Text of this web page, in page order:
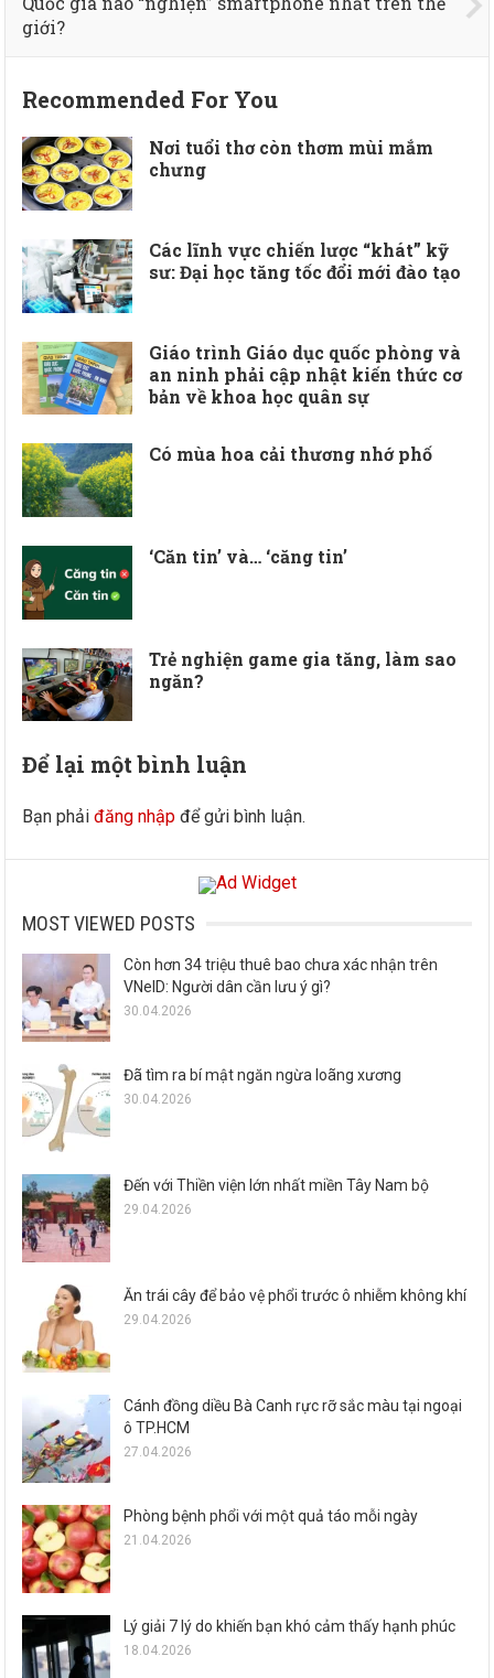
giới?
Recommended For You
Nơi tuổi thơ còn thơm mùi mắm
chưng
Các lĩnh vực chiến lược “khát” kỹ
sư: Đại học tăng tốc đổi mới đào tạo
Giáo trình Giáo dục quốc phòng và
an ninh phải cập nhật kiến thức cơ
bản về khoa học quân sự
Có mùa hoa cải thương nhớ phố
‘Căn tin’ và… ‘căng tin’
Trẻ nghiện game gia tăng, làm sao
ngăn?
Để lại một bình luận
Bạn phảiđăng nhập để gửi bình luận.
MOST VIEWED POSTS
Còn hơn 34 triệu thuê bao chưa xác nhận trên
VNeID: Người dân cần lưu ý gì?
30.04.2026
Đã tìm ra bí mật ngăn ngừa loãng xương
30.04.2026
Đến với Thiền viện lớn nhất miền Tây Nam bộ
29.04.2026
Ăn trái cây để bảo vệ phổi trước ô nhiễm không khí
29.04.2026
Cánh đồng diều Bà Canh rực rỡ sắc màu tại ngoại
ô TP.HCM
27.04.2026
Phòng bệnh phổi với một quả táo mỗi ngày
21.04.2026
Lý giải 7 lý do khiến bạn khó cảm thấy hạnh phúc
18.04.2026